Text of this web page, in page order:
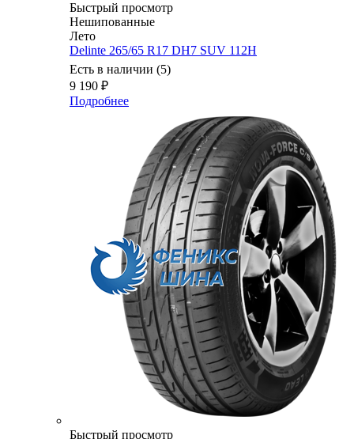
Быстрый просмотр
Нешипованные
Лето
Delinte 265/65 R17 DH7 SUV 112H
Есть в наличии (5)
9 190 ₽
Подробнее
Быстрый просмотр